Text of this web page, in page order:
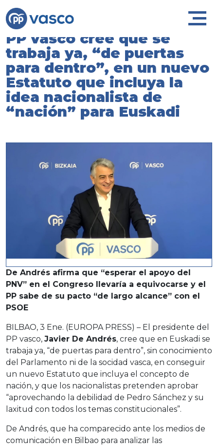
PP vasco cree que se
trabaja ya, “de puertas
para dentro”, en un nuevo
Estatuto que incluya la
idea nacionalista de
“nación” para Euskadi
De Andrés afirma que “esperar el apoyo del
PNV” en el Congreso llevaría a equivocarse y el
PP sabe de su pacto “de largo alcance” con el
PSOE
BILBAO, 3 Ene. (EUROPA PRESS) – El presidente del
PP vasco, Javier De Andrés, cree que en Euskadi se
trabaja ya, “de puertas para dentro”, sin conocimiento
del Parlamento ni de la socidad vasca, en conseguir
un nuevo Estatuto que incluya el concepto de
nación, y que los nacionalistas pretenden aprobar
“aprovechando la debilidad de Pedro Sánchez y su
laxitud con todos los temas constitucionales”.
De Andrés, que ha comparecido ante los medios de
comunicación en Bilbao para analizar las